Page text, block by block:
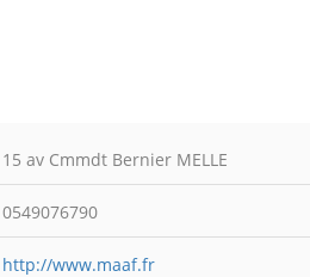
15 av Cmmdt Bernier MELLE
0549076790
http://www.maaf.fr